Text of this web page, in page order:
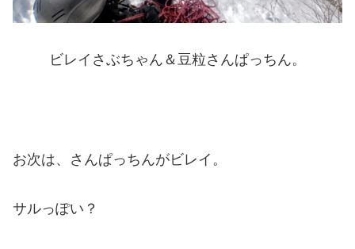
ビレイさぶちゃん＆豆粒さんぱっちん。
お次は、さんぱっちんがビレイ。
サルっぽい？